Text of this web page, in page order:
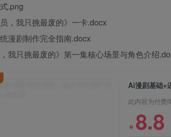
.png
员，我只挑最废的》一卡.docx
漫剧制作完全指南.docx
我只挑最废的》第一集核心场景与角色介绍
Ai漫剧基础+
此内容为付费
￥ 8.8